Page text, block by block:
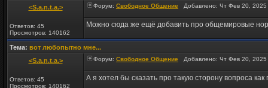
<S.a.n.t.a.>
Ответов: 45
Просмотров: 140162
Форум: Свободное Общение Добавлено: Чт Фев 20,
Можно сюда же ещё добавить про общемировые
Тема: вот любопытно мне...
<S.a.n.t.a.>
Ответов: 45
Просмотров: 140162
Форум: Свободное Общение Добавлено: Чт Фев 20,
А я хотел бы сказать про такую сторону вопроса